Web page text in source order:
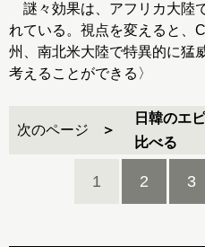
謎々効果は、アフリカ大陸
れている。視点を変えると、
州、南北米大陸で特異的に猛
考えることができる〉
次のページ
日韓のエ
比べる
1 2 3